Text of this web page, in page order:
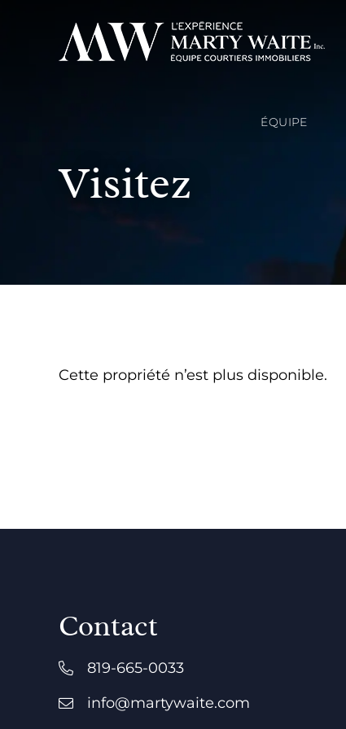
ÉQUIPE
Visitez
Cette propriété n’est plus disponible.
Contact
819-665-0033
info@martywaite.com